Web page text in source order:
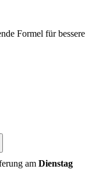
Formel für bessere
am Dienstag